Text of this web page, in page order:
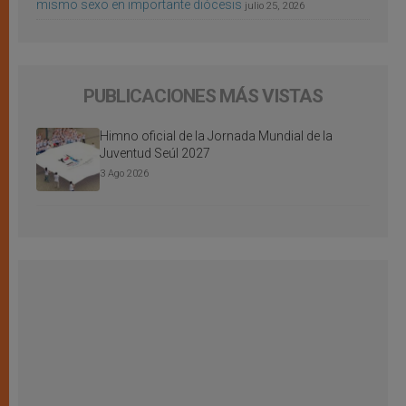
mismo sexo en importante diócesis julio 25, 2026
PUBLICACIONES MÁS VISTAS
Himno oficial de la Jornada Mundial de la
Juventud Seúl 2027
3 Ago 2026